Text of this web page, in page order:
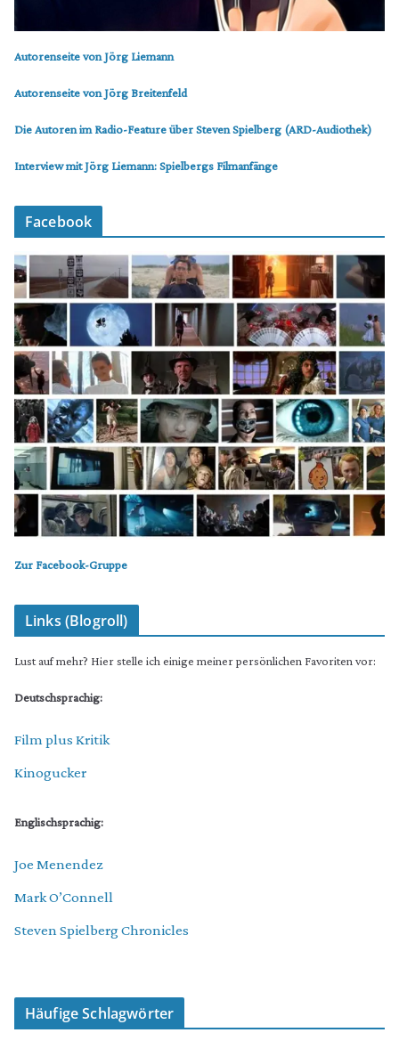
Autorenseite von Jörg Liemann
Autorenseite von Jörg Breitenfeld
Die Autoren im Radio-Feature über Steven Spielberg (ARD-Audiothek)
Interview mit Jörg Liemann: Spielbergs Filmanfänge
Facebook
Zur Facebook-Gruppe
Links (Blogroll)
Lust auf mehr? Hier stelle ich einige meiner persönlichen Favoriten vor:
Deutschsprachig:
Film plus Kritik
Kinogucker
Englischsprachig:
Joe Menendez
Mark O’Connell
Steven Spielberg Chronicles
Häufige Schlagwörter